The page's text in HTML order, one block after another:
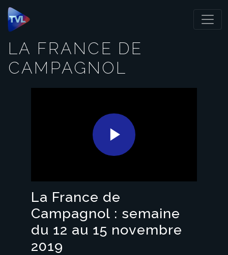
Panneau de gestion des cookies
LA FRANCE DE
CAMPAGNOL
Play
Video
La France de
Campagnol : semaine
du 12 au 15 novembre
2019